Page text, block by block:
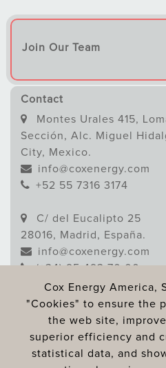
Join Our Team
Contact
Montes Urales 415,
Sección, Alc. Miguel
City, Mexico.
info@coxenergy.com
+52 55 7316 3174
C/ del Eucalipto 25
28016, Madrid, España.
info@coxenergy.com
(+34) 95 493 70 00
Follow us
Cox Energy America,
"Cookies" to ensure the
the web site,
superior efficiency and
statistical data, and